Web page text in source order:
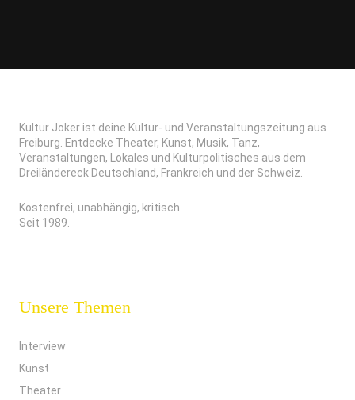
Kultur Joker ist deine Kultur- und Veranstaltungszeitung aus
Freiburg. Entdecke Theater, Kunst, Musik, Tanz,
Veranstaltungen, Lokales und Kulturpolitisches aus dem
Dreiländereck Deutschland, Frankreich und der Schweiz.
Kostenfrei, unabhängig, kritisch.
Seit 1989.
Unsere Themen
Interview
Kunst
Theater